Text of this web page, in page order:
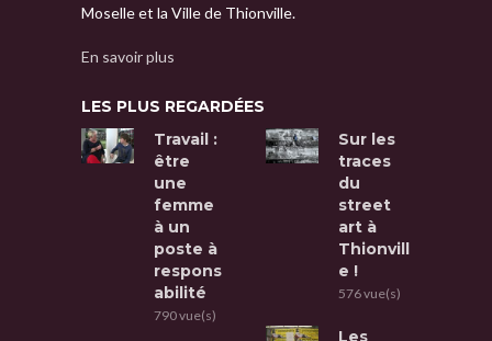
Moselle et la Ville de Thionville.
En savoir plus
LES PLUS REGARDÉES
Travail :
être
une
femme
à un
poste à
respons
abilité
790 vue(s)
Sur les
traces
du
street
art à
Thionvill
e !
576 vue(s)
Les